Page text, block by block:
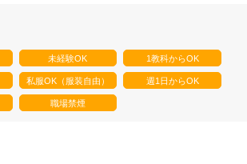
未経験OK 1教科からOK
私服OK（服装自由） 週1日からOK
職場禁煙